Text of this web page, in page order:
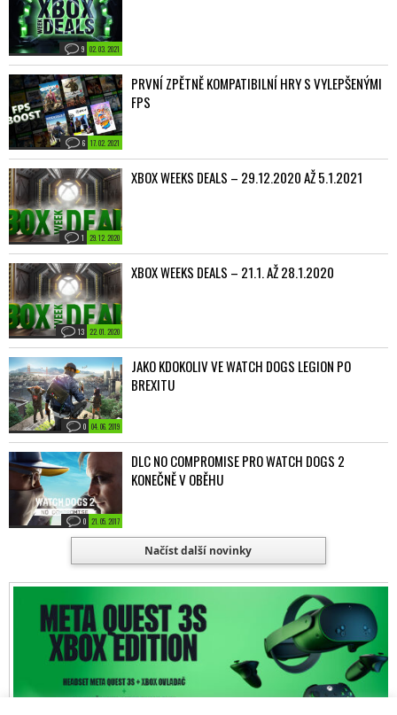
02. 03. 2021
9
17. 02. 2021
6
PRVNÍ ZPĚTNĚ KOMPATIBILNÍ HRY S VYLEPŠENÝMI
FPS
29. 12. 2020
1
XBOX WEEKS DEALS – 29.12.2020 AŽ 5.1.2021
22. 01. 2020
13
XBOX WEEKS DEALS – 21.1. AŽ 28.1.2020
04. 06. 2019
0
JAKO KDOKOLIV VE WATCH DOGS LEGION PO
BREXITU
21. 05. 2017
0
DLC NO COMPROMISE PRO WATCH DOGS 2
KONEČNĚ V OBĚHU
Načíst další novinky